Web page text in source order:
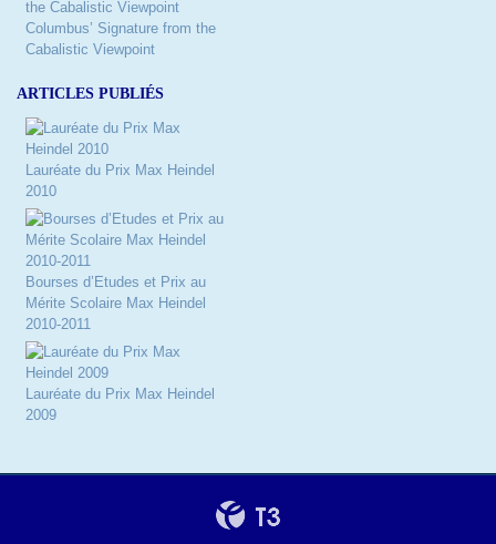
Columbus’ Signature from the
Cabalistic Viewpoint
ARTICLES PUBLIÉS
Lauréate du Prix Max Heindel
2010
Bourses d’Etudes et Prix au
Mérite Scolaire Max Heindel
2010-2011
Lauréate du Prix Max Heindel
2009